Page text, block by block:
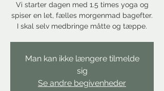
Vi starter dagen med 1.5 times yoga og
spiser en let, fælles morgenmad bagefter.
I skal selv medbringe måtte og tæppe.
Man kan ikke længere tilmelde
sig
Se andre begivenheder